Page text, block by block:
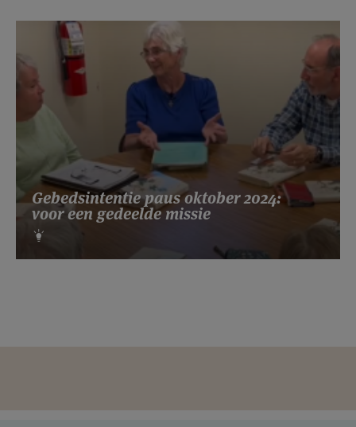
Gebedsintentie paus oktober 2024:
voor een gedeelde missie